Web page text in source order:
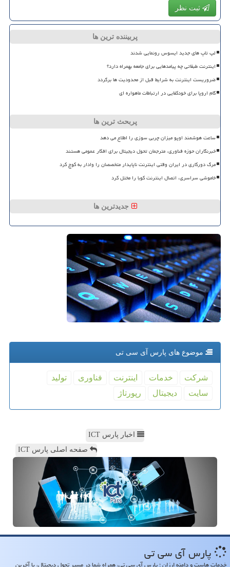
ثبت نظر
پربیننده ترین ها
لپ تاپ های جدید ایسوس رونمایی شدند
اینترنت طبقاتی چه پیامدهایی برای جامعه بهمراه دارد؟
ضروریست اینترنت به شرایط قبل از محدودیت ها برگردد
گام اروپا برای خودکفایی در ارتباطات ماهواره ای
پربحث ترین ها
ساعت هوشمند اوپو میزان چربی سوزی را اطلاع می دهد
خبرنگاران حوزه فناوری، مترجمان تحول دیجیتال برای افکار عمومی هستند
مرگ دورکاری در ایران وقتی اینترنت ناپایدار متخصصان را وادار به کوچ کرد
خاموشی سراسری، اتصال اینترنت کوبا را مختل کرد
جدیدترین ها
موضوع های پارس آی سی تی
شركت خدمات اینترنت فناوری
تولید
سایت
دیجیتال رپورتاژ
اخبار پارس ICT
صفحه اصلی پارس ICT
پارس آی سی تی
خدمات هاست و دامنه ارزان ؛ پارس آی سی تی، همراه شما در مسیر تحول دیجیتال، با آخرین